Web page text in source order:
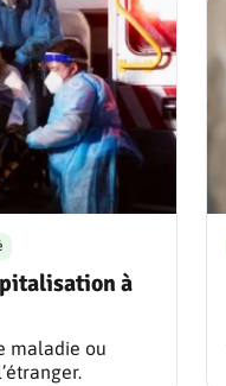
à
maladie ou